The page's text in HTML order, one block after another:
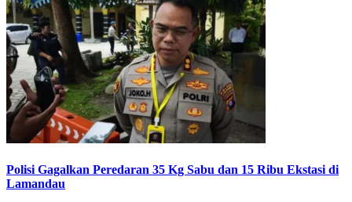
Polisi Gagalkan Peredaran 35 Kg Sabu dan 15 Ribu Ekstasi di
Lamandau